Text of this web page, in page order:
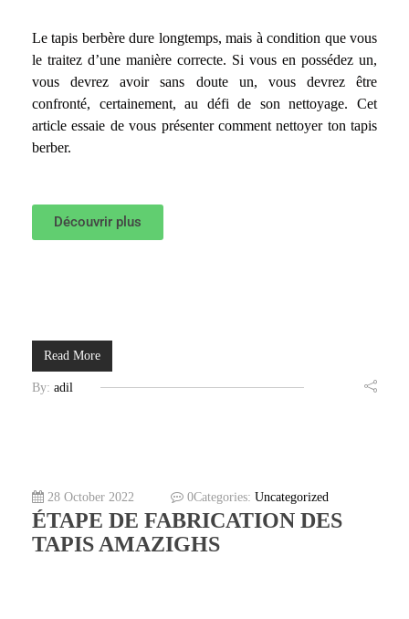
Le tapis berbère dure longtemps, mais à condition que vous
le traitez d’une manière correcte. Si vous en possédez un,
vous devrez avoir sans doute un, vous devrez être
confronté, certainement, au défi de son nettoyage. Cet
article essaie de vous présenter comment nettoyer ton tapis
berber.
Découvrir plus
Read More
By: adil
28 October 2022 0Categories: Uncategorized
ÉTAPE DE FABRICATION DES
TAPIS AMAZIGHS